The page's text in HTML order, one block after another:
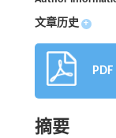
文章历史 +
摘要